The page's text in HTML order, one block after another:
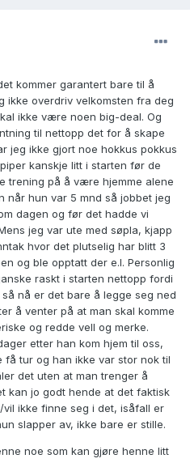
kommer garantert bare til å
ikke overdriv velkomsten fra deg
ikke være noen big-deal. Og
til nettopp det for å skape
jeg ikke gjort noe hokkus pokkus
kanskje litt i starten før de
trening på å være hjemme alene
når hun var 5 mnd så jobbet jeg
dagen og før det hadde vi
jeg var ute med søpla, kjapp
hvor det plutselig har blitt 3
og ble opptatt der e.l. Personlig
raskt i starten nettopp fordi
nå er det bare å legge seg ned
å venter på at man skal komme
og redde vell og merke.
etter han kom hjem til oss,
tur og han ikke var stor nok til
det uten at man trenger å
kan jo godt hende at det faktisk
ikke finne seg i det, isåfall er
slapper av, ikke bare er stille.
noe som kan gjøre henne litt